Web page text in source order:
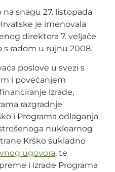
snagu 27. listopada
je imenovala
direktora 7. veljače
s radom u rujnu 2008.
poslove u svezi s
i povećanjem
izrade,
razgradnje
i Programa odlaganja
nuklearnog
Krško sukladno
ugovora, te
i izrade Programa